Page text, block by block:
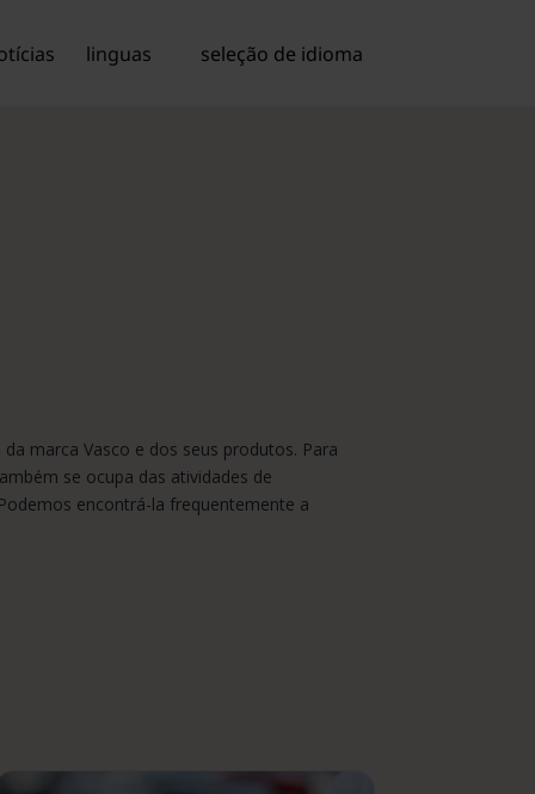
seleção de idioma
linguas
marca Vasco e dos seus produtos. Para
se ocupa das atividades de
encontrá-la frequentemente a